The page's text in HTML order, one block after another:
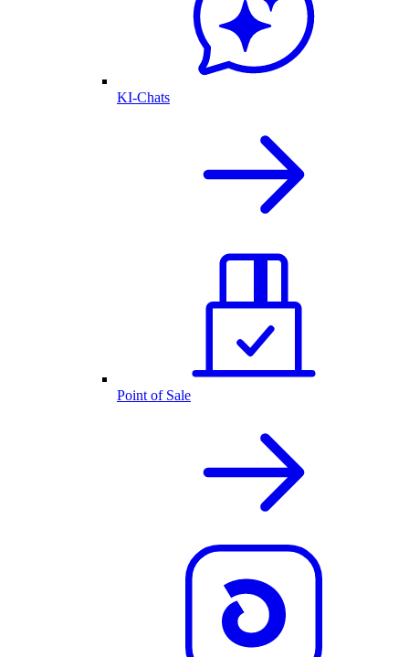
KI-Chats
Point of Sale